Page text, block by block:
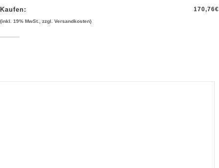
Kaufen: 170,76€
(inkl. 19% MwSt., zzgl. Versandkosten)